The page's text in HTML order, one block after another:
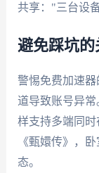
共享："三台设
避免踩坑的
警惕免费加速
道导致账号异
样支持多端同
《甄嬛传》，
态。